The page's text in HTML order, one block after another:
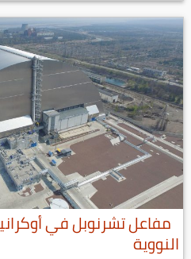
مفاعل تشرنوبل في
النووية